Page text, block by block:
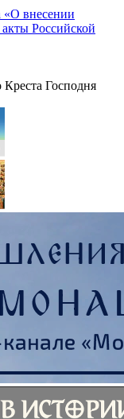
«О внесении
Российской
Господня